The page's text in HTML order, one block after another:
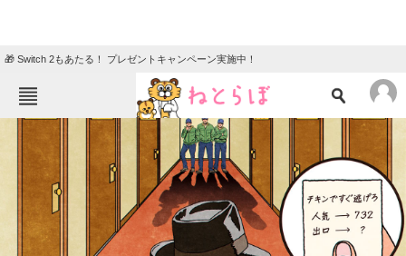
🎁 Switch 2もあたる！ プレゼントキャンペーン実施中！
ねとらぼメニュー
ニュース
エンタメ クイズ
グルメ 地域